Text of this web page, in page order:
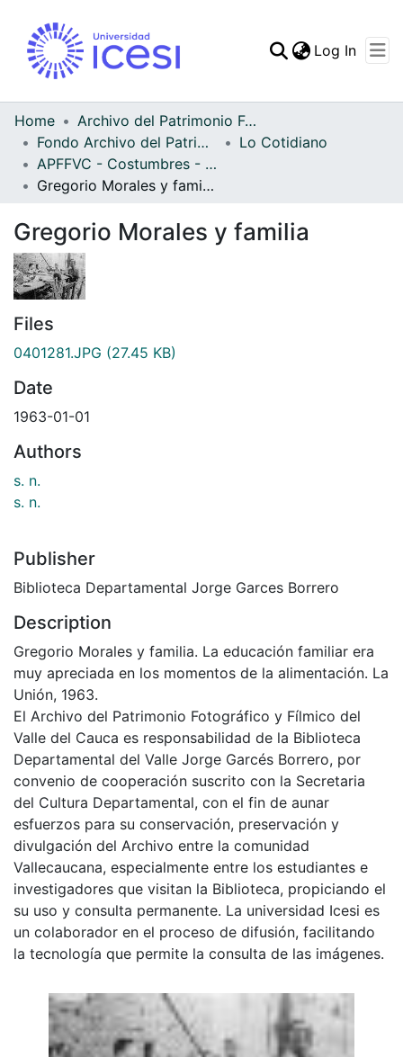
Statistics
Log In
Home
Archivo del Patrimonio Fotográfico y Fílmico del Valle del Cauca
Fondo Archivo del Patrimonio Fotográfico y Fílmico del Valle del Cauca
Lo Cotidiano
APFFVC - Costumbres - Patrimonial
Gregorio Morales y familia
Gregorio Morales y familia
Files
0401281.JPG (27.45 KB)
Date
1963-01-01
Authors
s. n.
s. n.
Publisher
Biblioteca Departamental Jorge Garces Borrero
Description
Gregorio Morales y familia. La educación familiar era
muy apreciada en los momentos de la alimentación. La
Unión, 1963.
El Archivo del Patrimonio Fotográfico y Fílmico del
Valle del Cauca es responsabilidad de la Biblioteca
Departamental del Valle Jorge Garcés Borrero, por
convenio de cooperación suscrito con la Secretaria
del Cultura Departamental, con el fin de aunar
esfuerzos para su conservación, preservación y
divulgación del Archivo entre la comunidad
Vallecaucana, especialmente entre los estudiantes e
investigadores que visitan la Biblioteca, propiciando el
su uso y consulta permanente. La universidad Icesi es
un colaborador en el proceso de difusión, facilitando
la tecnología que permite la consulta de las imágenes.